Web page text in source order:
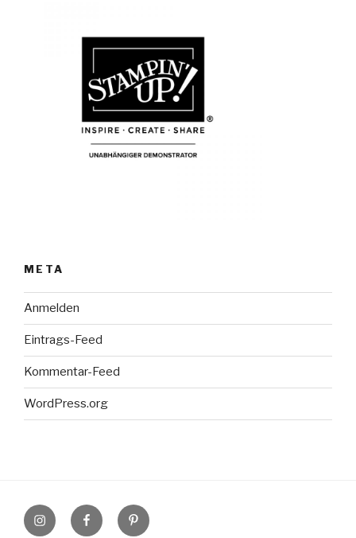
META
Anmelden
Eintrags-Feed
Kommentar-Feed
WordPress.org
InstagramFacebookPinterest